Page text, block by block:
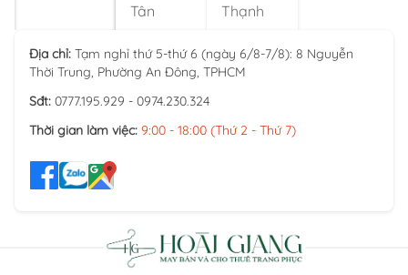
Tân
Thạnh
Địa chỉ: Tạm nghỉ thứ 5-thứ 6 (ngày 6/8-7/8): 8 Nguyễn
Thời Trung, Phường An Đông, TPHCM
Sđt: 0777.195.929 - 0974.230.324
Thời gian làm việc: 9:00 - 18:00 (Thứ 2 - Thứ 7)